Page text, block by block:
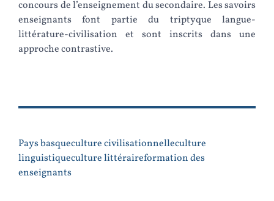
concours de l’enseignement du secondaire. Les savoirs
enseignants font partie du triptyque langue-
littérature-civilisation et sont inscrits dans une
approche contrastive.
Pays basqueculture civilisationnelleculture
linguistiqueculture littéraireformation des
enseignants